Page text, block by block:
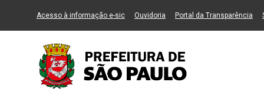
Ir ao Conteúdo Ir para menu principal 2 Ir para busca
Acesso à informação e-sic(Link para um novo sítio)
Ouvidoria (Link para um novo sítio)
Portal da Transparência